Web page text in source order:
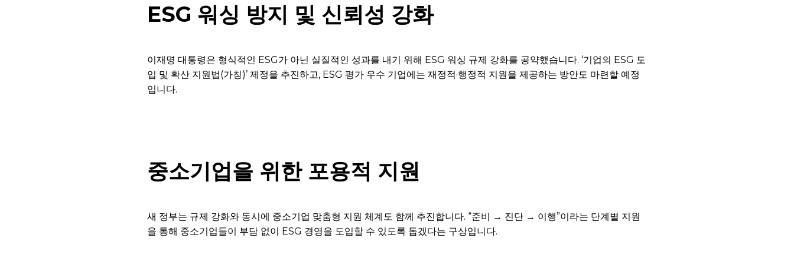
ESG 워싱 방지 및 신뢰성 강화
이재명 대통령은 형식적인 ESG가 아닌 실질적인 성과를 내기 위해 ESG 워싱 규제 강화를 공약했습니다. ‘기업의 ESG 도
입 및 확산 지원법(가칭)’ 제정을 추진하고, ESG 평가 우수 기업에는 재정적·행정적 지원을 제공하는 방안도 마련할 예정
입니다.
중소기업을 위한 포용적 지원
새 정부는 규제 강화와 동시에 중소기업 맞춤형 지원 체계도 함께 추진합니다. “준비 → 진단 → 이행”이라는 단계별 지원
을 통해 중소기업들이 부담 없이 ESG 경영을 도입할 수 있도록 돕겠다는 구상입니다.